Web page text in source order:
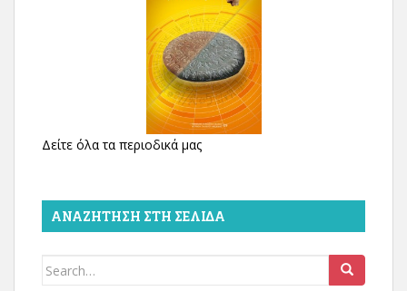
Δείτε όλα τα περιοδικά μας
ΑΝΑΖΉΤΗΣΗ ΣΤΗ ΣΕΛΊΔΑ
Search